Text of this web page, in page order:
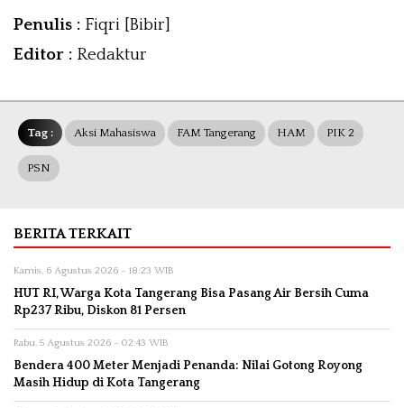
Penulis : Fiqri [Bibir]
Editor : Redaktur
Tag : Aksi Mahasiswa FAM Tangerang HAM PIK 2
PSN
BERITA TERKAIT
Kamis, 6 Agustus 2026 - 18:23 WIB
HUT RI, Warga Kota Tangerang Bisa Pasang Air Bersih Cuma
Rp237 Ribu, Diskon 81 Persen
Rabu, 5 Agustus 2026 - 02:43 WIB
Bendera 400 Meter Menjadi Penanda: Nilai Gotong Royong
Masih Hidup di Kota Tangerang